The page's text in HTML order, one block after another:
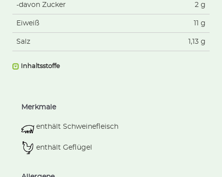
-davon Zucker 2 g
Eiweiß 11 g
Salz 1,13 g
Inhaltsstoffe
Merkmale
enthält Schweinefleisch
enthält Geflügel